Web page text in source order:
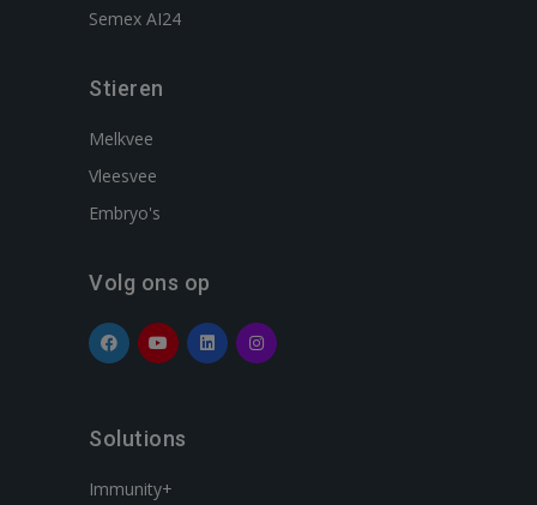
Semex AI24
Stieren
Melkvee
Vleesvee
Embryo's
Volg ons op
Solutions
Immunity+